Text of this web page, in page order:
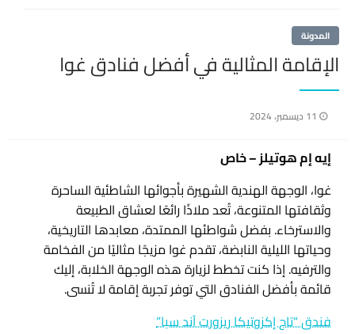
المدونة
الإقامة المثالية في أفضل فنادق غوا
نُشر
11 ديسمبر، 2024
إيه إم هوتيلز – خاص
غوا، الوجهة الهندية الشهيرة بأجوائها الشاطئية الساحرة
وثقافتها المتنوعة، تُعد ملاذًا رائعًا لعشاق الطبيعة
والاسترخاء. بفضل شواطئها الممتدة، معابدها التاريخية،
وحياتها الليلية النابضة، تقدم غوا مزيجًا مثاليًا من الفخامة
والترفيه. إذا كنت تخطط لزيارة هذه الوجهة الخلابة، إليك
قائمة بأفضل الفنادق التي توفر تجربة إقامة لا تُنسى.
فندق “تاج إكزوتيكا ريزورت آند سبا”